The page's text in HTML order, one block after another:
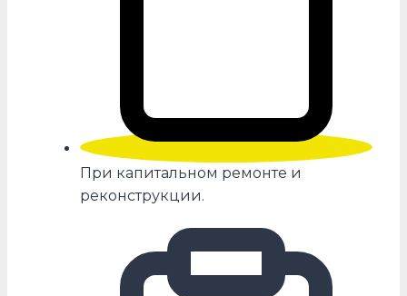
При капитальном ремонте и
реконструкции.